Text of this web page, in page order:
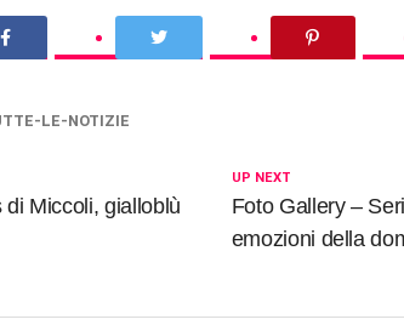
LE-NOTIZIE
UP NEXT
Foto Gallery –
emozioni della
Miccoli, gialloblù